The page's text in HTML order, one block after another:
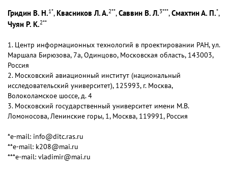
Гридин В. Н.1*,Квасников Л. А.2**,Саввин В. Л.3***,Смахтин А. П.*,
Чуян Р. К.2**
1. Центр информационных технологий в проектировании РАН, ул.
Маршала Бирюзова, 7а, Одинцово, Московская область, 143003,
Россия
2. Московский авиационный институт (национальный
исследовательский университет), 125993, г. Москва,
Волоколамское шоссе, д. 4
3. Московский государственный университет имени М.В.
Ломоносова, Ленинские горы, 1, Москва, 119991, Россия
*e-mail: info@ditc.ras.ru
**e-mail: k208@mai.ru
***e-mail: vladimir@mai.ru